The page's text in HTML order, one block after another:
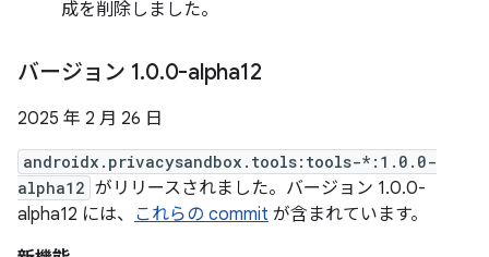
成を削除しました。
バージョン 1.0.0-alpha12
2025 年 2 月 26 日
androidx.privacysandbox.tools:tools-*:1.0.0-
alpha12 がリリースされました。バージョン 1.0.0-
alpha12 には、 これらの commit が含まれています。